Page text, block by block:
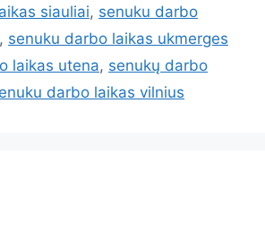
siauliai, senuku darbo
, senuku darbo laikas ukmerges
laikas utena, senukų darbo
darbo laikas vilnius